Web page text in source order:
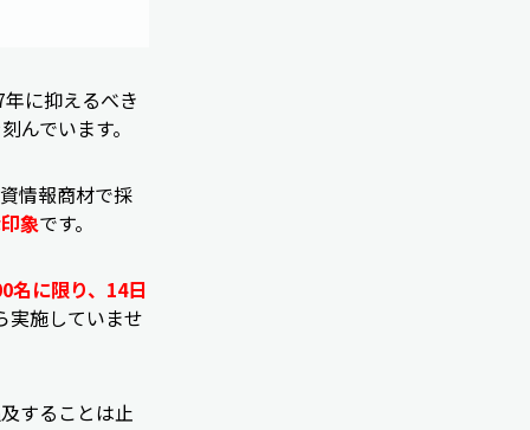
に抑えるべき
んでいます。
情報商材で採
象です。
名に限り、14日
実施していませ
することは止